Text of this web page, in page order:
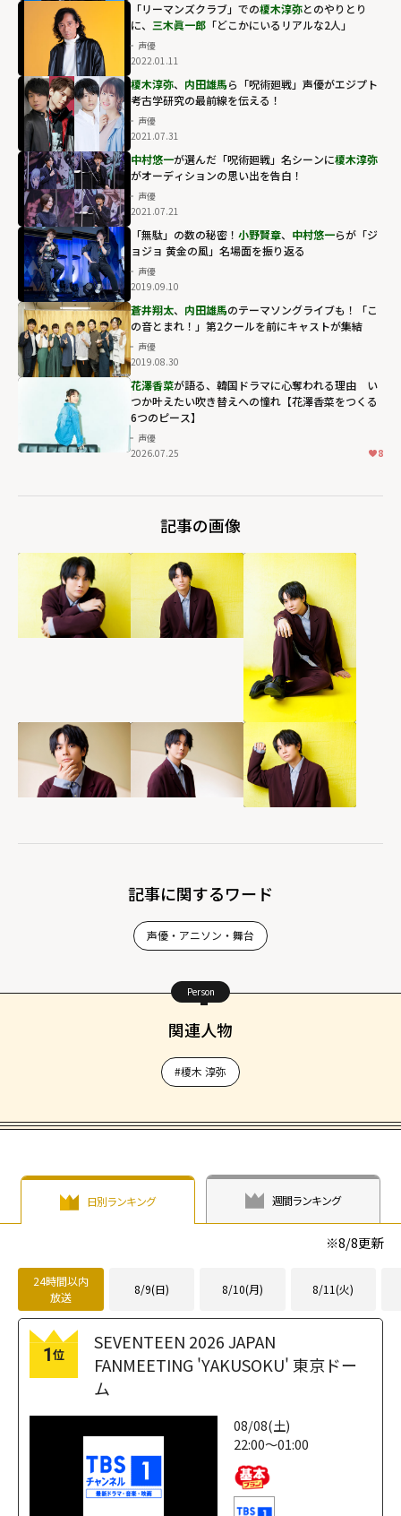
「リーマンズクラブ」での榎木淳弥とのやりとり
に、 三木眞一郎 「どこかにいるリアルな2人」
声優
2022.01.11
榎木淳弥、 内田雄馬ら「呪術廻戦」声優がエジプト
考古学研究の最前線を伝える！
声優
2021.07.31
中村悠一が選んだ「呪術廻戦」名シーンに榎木淳弥
がオーディションの思い出を告白！
声優
2021.07.21
「無駄」の数の秘密！ 小野賢章、 中村悠一らが「ジ
ョジョ 黄金の風」名場面を振り返る
声優
2019.09.10
蒼井翔太、 内田雄馬のテーマソングライブも！「こ
の音とまれ！」第2クールを前にキャストが集結
声優
2019.08.30
花澤香菜が語る、韓国ドラマに心奪われる理由 い
つか叶えたい吹き替えへの憧れ【花澤香菜をつくる
6つのピース】
声優
2026.07.25
8
記事の画像
記事に関するワード
声優・アニソン・舞台
Person
関連人物
#榎木 淳弥
日別ランキング 週間ランキング
※8/8更新
24時間以内
放送
8/9(日) 8/10(月) 8/11(火)
1位
SEVENTEEN 2026 JAPAN
FANMEETING 'YAKUSOKU' 東京ドー
ム
08/08(土)
22:00～01:00